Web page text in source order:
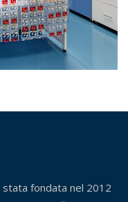
stata fondata nel 2012